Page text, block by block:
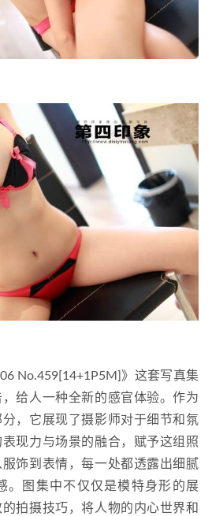
No.459[14+1P5M]》这套写真集
给人一种全新的感官体验。作为
，它展现了摄影师对于细节和氛
现力与场景的融合，赋予这组照
饰到表情，每一处都透露出细腻
。图集中不仅仅是模特身形的展
拍摄技巧，将人物的内心世界和
哦 [29P-47MB]
哓[53+1P204M]
Fantia 22年12月合集（5套）[30P1V-